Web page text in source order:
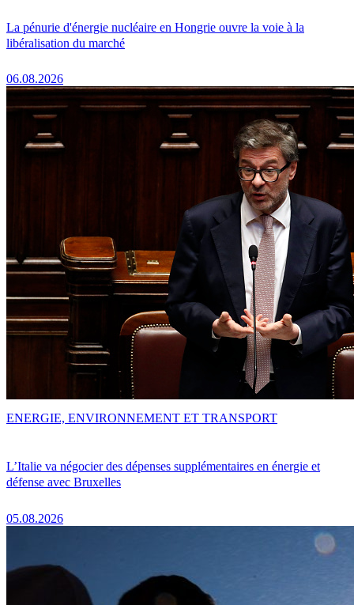
La pénurie d'énergie nucléaire en Hongrie ouvre la voie à la
libéralisation du marché
06.08.2026
L’Italie va négocier des dépenses supplémentaires en énergie et
défense avec Bruxelles
05.08.2026
ENERGIE, ENVIRONNEMENT ET TRANSPORT